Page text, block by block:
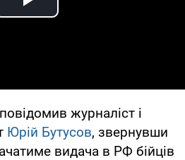
Play Video
журналіст і
Юрій Бутусов, звернувши
видача в РФ бійців